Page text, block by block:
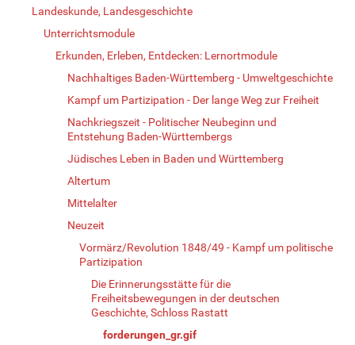
Landeskunde, Landesgeschichte
Unterrichtsmodule
Erkunden, Erleben, Entdecken: Lernortmodule
Nachhaltiges Baden-Württemberg - Umweltgeschichte
Kampf um Partizipation - Der lange Weg zur Freiheit
Nachkriegszeit - Politischer Neubeginn und
Entstehung Baden-Württembergs
Jüdisches Leben in Baden und Württemberg
Altertum
Mittelalter
Neuzeit
Vormärz/Revolution 1848/49 - Kampf um politische
Partizipation
Die Erinnerungsstätte für die
Freiheitsbewegungen in der deutschen
Geschichte, Schloss Rastatt
forderungen_gr.gif